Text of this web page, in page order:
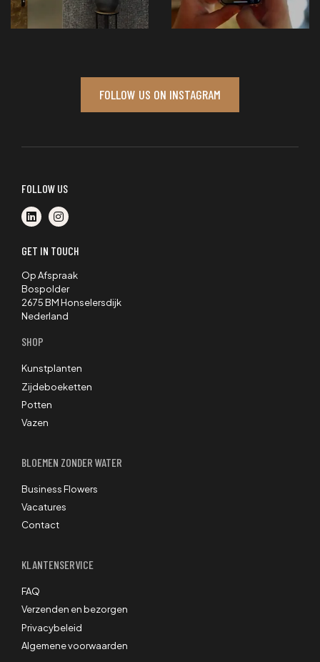
FOLLOW US ON INSTAGRAM
FOLLOW US
GET IN TOUCH
Op Afspraak
Bospolder
2675 BM Honselersdijk
Nederland
SHOP
Kunstplanten
Zijdeboeketten
Potten
Vazen
BLOEMEN ZONDER WATER
Business Flowers
Vacatures
Contact
KLANTENSERVICE
FAQ
Verzenden en bezorgen
Privacybeleid
Algemene voorwaarden